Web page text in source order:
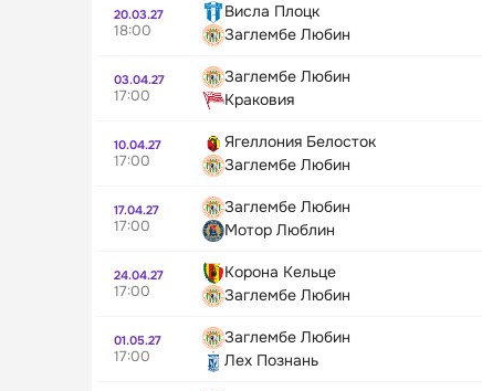
20.03.27
18:00
Висла Плоцк
Заглембе Любин
03.04.27
17:00
Заглембе Любин
Краковия
10.04.27
17:00
Ягеллония Белосток
Заглембе Любин
17.04.27
17:00
Заглембе Любин
Мотор Люблин
24.04.27
17:00
Корона Кельце
Заглембе Любин
01.05.27
17:00
Заглембе Любин
Лех Познань